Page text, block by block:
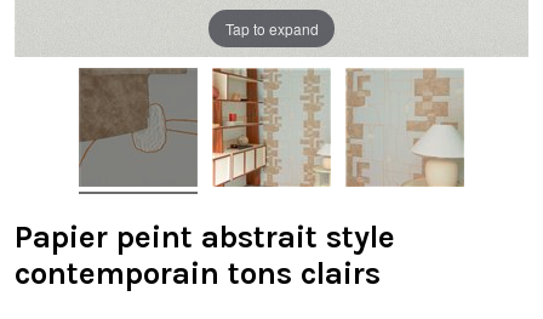
Tap to expand
Papier peint abstrait style
contemporain tons clairs